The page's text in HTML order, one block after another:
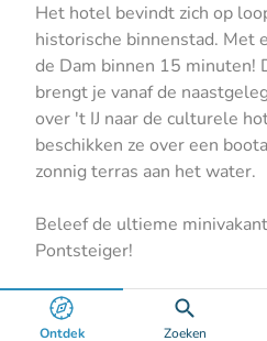
Ontdek Zoeken
Het hotel bevindt zich op
historische binnenstad. Met
de Dam binnen 15 minuten!
brengt je vanaf de
over 't IJ naar de culturele
beschikken ze over een
zonnig terras aan het water.
Beleef de ultieme
Pontsteiger!